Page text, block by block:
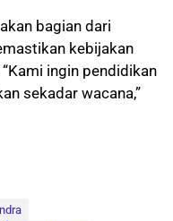
bagian dari
kebijakan
ingin pendidikan
sekadar wacana,”